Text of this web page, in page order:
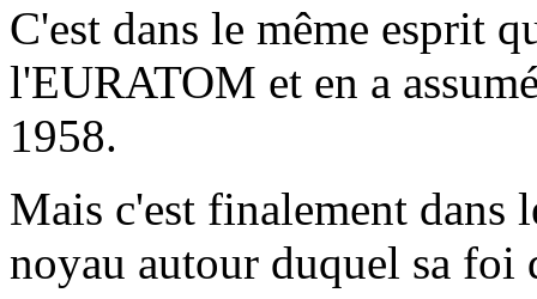
C'est dans le même esprit
l'EURATOM et en a
1958.
Mais c'est finalement dans
noyau autour duquel sa foi